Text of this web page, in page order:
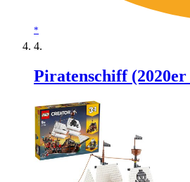
*
Piratenschiff (2020er